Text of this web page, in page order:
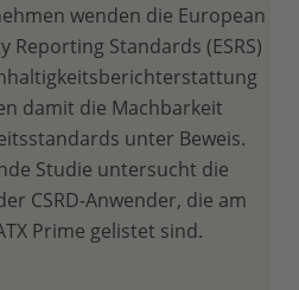
wenden die European
Reporting Standards (ESRS)
damit die Machbarkeit
unter Beweis.
Studie untersucht die
CSRD-Anwender, die am
Prime gelistet sind.